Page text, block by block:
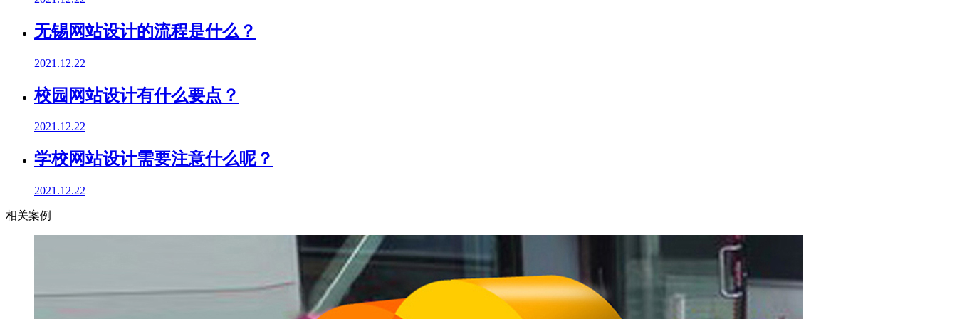
无锡网站设计的流程是什么？
2021.12.22
校园网站设计有什么要点？
2021.12.22
学校网站设计需要注意什么呢？
2021.12.22
相关案例